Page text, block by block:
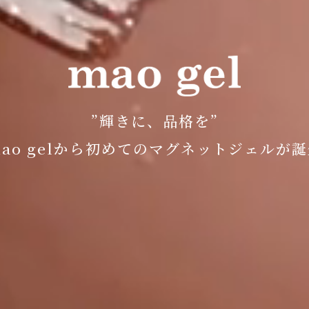
”輝きに、品格を”
gelから初めてのマグネットジェルが